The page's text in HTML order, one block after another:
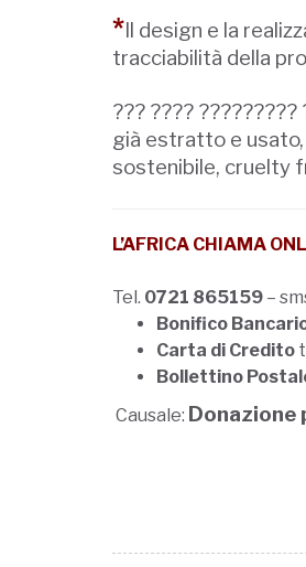
*Il design e la
tracciabilità della
??? ????
già estratto e
sostenibile, cruelty
L’AFRICA CHIAMA
Tel. 0721 865159 –
Bonifico
Carta di Credito
Bollettino
Causale: